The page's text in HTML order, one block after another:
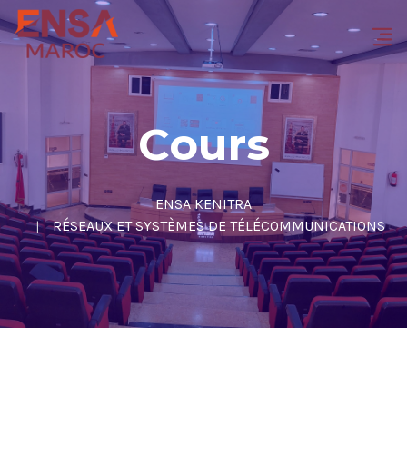
Cours
ENSA KENITRA
RÉSEAUX ET SYSTÈMES DE TÉLÉCOMMUNICATIONS